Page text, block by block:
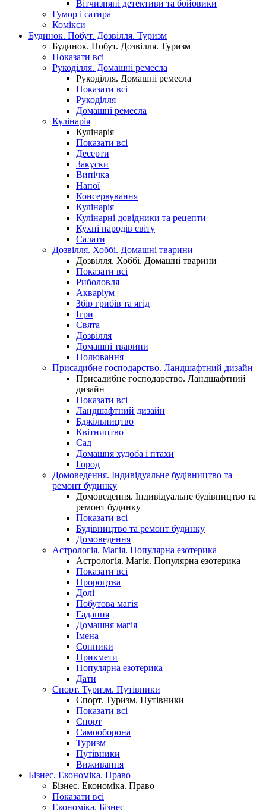
Вітчизняні детективи та бойовики
Гумор і сатира
Комікси
Будинок. Побут. Дозвілля. Туризм
Будинок. Побут. Дозвілля. Туризм
Показати всі
Рукоділля. Домашні ремесла
Рукоділля. Домашні ремесла
Показати всі
Рукоділля
Домашні ремесла
Кулінарія
Кулінарія
Показати всі
Десерти
Закуски
Випічка
Напої
Консервування
Кулінарія
Кулінарні довідники та рецепти
Кухні народів світу
Салати
Дозвілля. Хоббі. Домашні тварини
Дозвілля. Хоббі. Домашні тварини
Показати всі
Риболовля
Акваріум
Збір грибів та ягід
Ігри
Свята
Дозвілля
Домашні тварини
Полювання
Присадибне господарство. Ландшафтний дизайн
Присадибне господарство. Ландшафтний
дизайн
Показати всі
Ландшафтний дизайн
Бджільництво
Квітництво
Сад
Домашня худоба і птахи
Город
Домоведення. Індивідуальне будівництво та
ремонт будинку
Домоведення. Індивідуальне будівництво та
ремонт будинку
Показати всі
Будівництво та ремонт будинку
Домоведення
Астрологія. Магія. Популярна езотерика
Астрологія. Магія. Популярна езотерика
Показати всі
Пророцтва
Долі
Побутова магія
Гадання
Домашня магія
Імена
Сонники
Прикмети
Популярна езотерика
Дати
Спорт. Туризм. Путівники
Спорт. Туризм. Путівники
Показати всі
Спорт
Самооборона
Туризм
Путівники
Виживання
Бізнес. Економіка. Право
Бізнес. Економіка. Право
Показати всі
Економіка. Бізнес